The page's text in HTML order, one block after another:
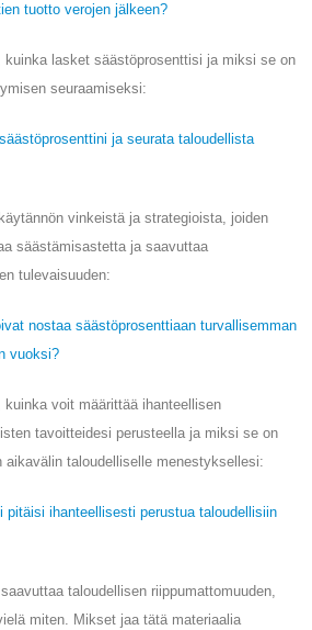
tuotto verojen jälkeen?
lasket säästöprosenttisi ja miksi se on
seuraamiseksi:
ja seurata taloudellista
vinkeistä ja strategioista, joiden
säästämisastetta ja saavuttaa
tulevaisuuden:
nostaa säästöprosenttiaan turvallisemman
vuoksi?
voit määrittää ihanteellisen
tavoitteidesi perusteella ja miksi se on
aikavälin taloudelliselle menestyksellesi:
pitäisi ihanteellisesti perustua taloudellisiin
taloudellisen riippumattomuuden,
miten. Mikset jaa tätä materiaalia